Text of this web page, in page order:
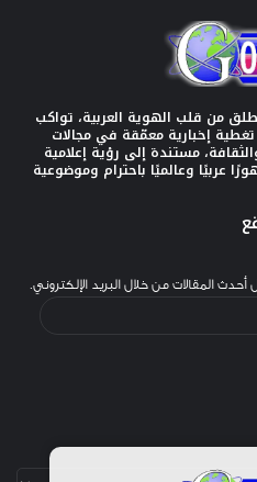
من قلب الهوية العربية، تواكب
إخبارية معمّقة في مجالات
مستندة إلى رؤية إعلامية
عربيًا وعالميًا باحترام وموضوعية
المقالات من خلال البريد الإلكتروني.